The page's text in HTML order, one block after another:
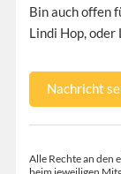
Bin auch offen
Lindi Hop, oder
Nachricht
Alle Rechte an den